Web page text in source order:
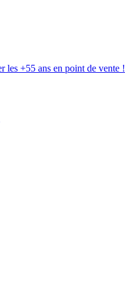
les +55 ans en point de vente !